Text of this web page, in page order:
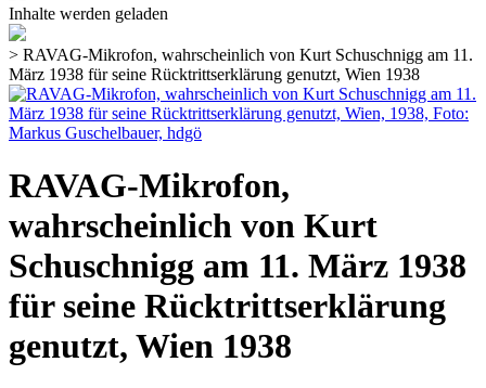
Inhalte werden geladen
> RAVAG-Mikrofon, wahrscheinlich von Kurt Schuschnigg am 11.
März 1938 für seine Rücktrittserklärung genutzt, Wien 1938
RAVAG-Mikrofon,
wahrscheinlich von Kurt
Schuschnigg am 11. März 1938
für seine Rücktrittserklärung
genutzt, Wien 1938